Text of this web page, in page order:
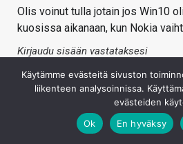
Olis voinut tulla jotain jos Win10
kuosissa aikanaan, kun Nokia
Kirjaudu sisään vastataksesi
Käytämme evästeitä sivuston
liikenteen analysoinnissa.
evästeiden
Ok
En hyväksy